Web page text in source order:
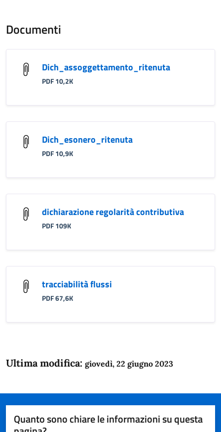
Documenti
Dich_assoggettamento_ritenuta
PDF 10,2K
Dich_esonero_ritenuta
PDF 10,9K
dichiarazione regolarità contributiva
PDF 109K
tracciabilità flussi
PDF 67,6K
Ultima modifica: giovedì, 22 giugno 2023
Quanto sono chiare le informazioni su questa